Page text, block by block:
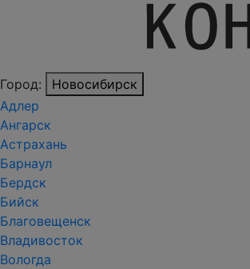
Город:
Новосибирск
Адлер
Ангарск
Астрахань
Барнаул
Бердск
Бийск
Благовещенск
Владивосток
Вологда